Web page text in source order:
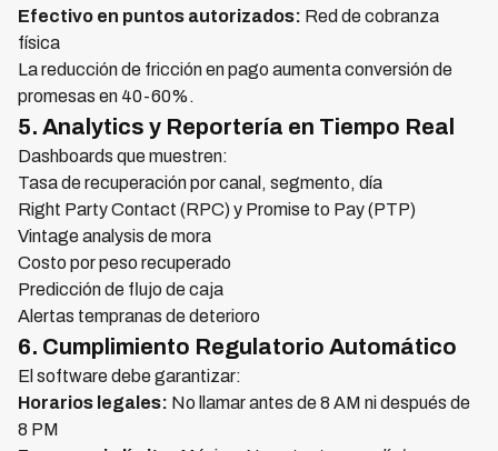
Efectivo en puntos autorizados: Red de cobranza
física
La reducción de fricción en pago aumenta conversión de
promesas en 40-60%.
5. Analytics y Reportería en Tiempo Real
Dashboards que muestren:
Tasa de recuperación por canal, segmento, día
Right Party Contact (RPC) y Promise to Pay (PTP)
Vintage analysis de mora
Costo por peso recuperado
Predicción de flujo de caja
Alertas tempranas de deterioro
6. Cumplimiento Regulatorio Automático
El software debe garantizar:
Horarios legales: No llamar antes de 8 AM ni después de
8 PM